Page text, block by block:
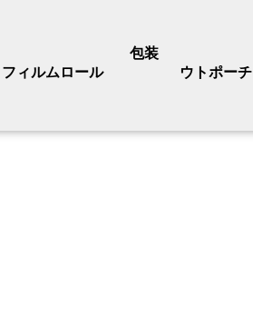
包装
フィルムロール
ウトポーチ